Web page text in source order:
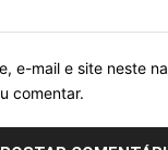
e-mail e site neste
comentar.